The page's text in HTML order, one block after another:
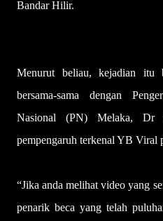
Bandar Hilir.
Menurut beliau, kejadian itu
bersama-sama dengan
Nasional (PN) Melaka, Dr
pempengaruh terkenal YB Viral
“Jika anda melihat video yang
penarik beca yang telah